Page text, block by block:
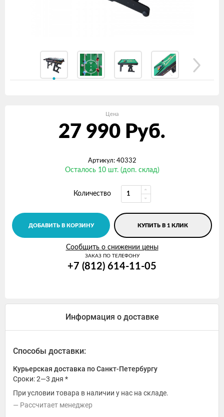
Цена
27 990 Руб.
Артикул: 40332
Осталось 10 шт. (доп. склад)
Количество
ДОБАВИТЬ В КОРЗИНУ КУПИТЬ В 1 КЛИК
Сообщить о снижении цены
ЗАКАЗ ПО ТЕЛЕФОНУ
+7 (812) 614-11-05
Информация о доставке
Способы доставки:
Курьерская доставка по Санкт-Петербургу
Сроки: 2—3 дня *
При условии товара в наличии у нас на складе.
Рассчитает менеджер